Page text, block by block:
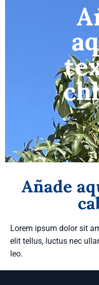
Añade
Lorem ipsum dolor sit
elit tellus, luctus nec
leo.